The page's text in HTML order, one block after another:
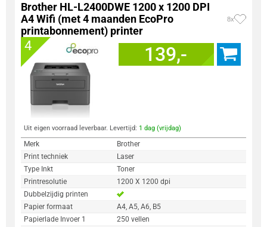
Brother HL-L2400DWE 1200 x 1200 DPI
A4 Wifi (met 4 maanden EcoPro
printabonnement) printer
8x
4 139,-
Uit eigen voorraad leverbaar. Levertijd: 1 dag (vrijdag)
Merk
Brother
Print techniek
Laser
Type Inkt
Toner
Printresolutie
1200 X 1200 dpi
Dubbelzijdig printen
Papier formaat
A4, A5, A6, B5
Papierlade Invoer 1
250 vellen